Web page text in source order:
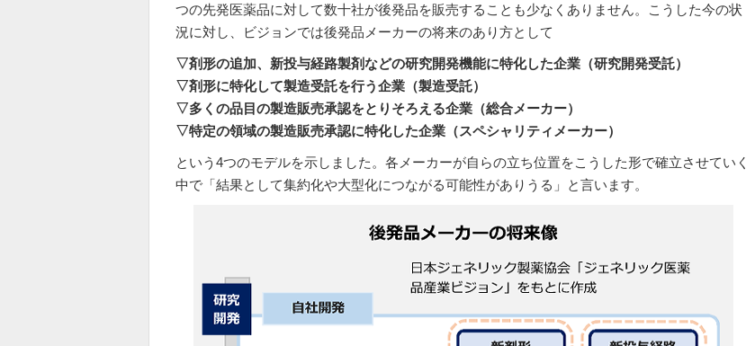
つの先発医薬品に対して数十社が後発品を販売することも少なくありません。こうした今の状
況に対し、ビジョンでは後発品メーカーの将来のあり方として
▽剤形の追加、新投与経路製剤などの研究開発機能に特化した企業（研究開発受託）
▽剤形に特化して製造受託を行う企業（製造受託）
▽多くの品目の製造販売承認をとりそろえる企業（総合メーカー）
▽特定の領域の製造販売承認に特化した企業（スペシャリティメーカー）
という4つのモデルを示しました。各メーカーが自らの立ち位置をこうした形で確立させていく
中で「結果として集約化や大型化につながる可能性がありうる」と言います。